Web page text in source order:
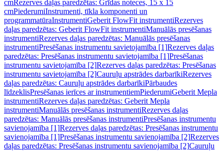
cmRezerves daļas paredzētas: Grīdas noteces, 15 x 15
cmPiederumiInstrumenti, tīkla komponenti un
programmatūraInstrumentiGeberit FlowFit instrumentiRezerves
daļas paredzētas: Geberit FlowFit instrumentiManuālās presēšanas
instrumentiRezerves daļas paredzētas: Manuālās presēšanas
instrumentiPresēšanas instrumentu savietojamība [1]Rezerves daļas
paredzētas: Presēšanas instrumentu savietojamība [1]Presēšanas
instrumentu savietojamība [2]Rezerves daļas paredzētas: Presēšanas
instrumentu savietojamība [2]Cauruļu apstrādes darbarīkiRezerves
daļas paredzētas: Cauruļu apstrādes darbarīkiPārbaudes
līdzeklisPresēšanas ierīces ar instrumentiemPiederumiGeberit Mepla
instrumentiRezerves daļas paredzētas: Geberit Mepla
instrumentiManuālās presēšanas instrumentiRezerves daļas
paredzētas: Manuālās presēšanas instrumentiPresēšanas instrumentu
savienojamība [1]Rezerves daļas paredzētas: Presēšanas instrumentu
savienojamība [1]Presēšanas instrumentu savienojamība [2]Rezerves
daļas paredzētas: Presēšanas instrumentu savienojamība [2]Cauruļu